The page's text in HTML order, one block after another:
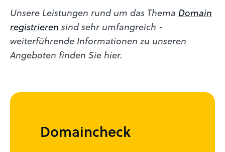
Unsere Leistungen rund um das Thema Domain
registrieren sind sehr umfangreich -
weiterführende Informationen zu unseren
Angeboten finden Sie hier.
Domaincheck